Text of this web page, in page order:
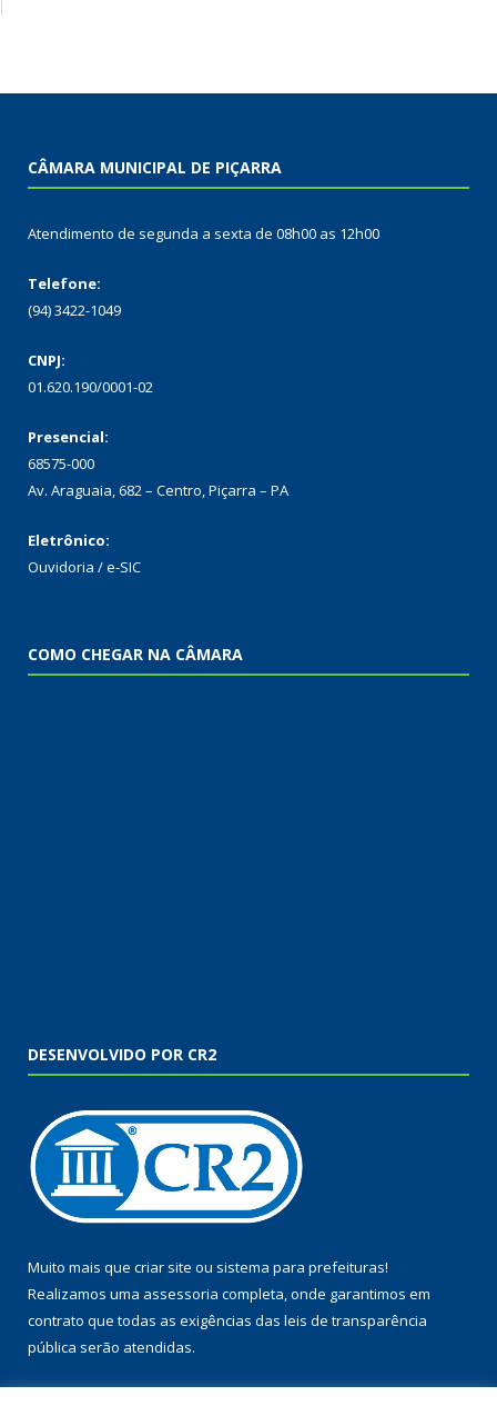
CÂMARA MUNICIPAL DE PIÇARRA
Atendimento de segunda a sexta de 08h00 as 12h00
Telefone:
(94) 3422-1049
CNPJ:
01.620.190/0001-02
Presencial:
68575-000
Av. Araguaia, 682 – Centro, Piçarra – PA
Eletrônico:
Ouvidoria /e-SIC
COMO CHEGAR NA CÂMARA
DESENVOLVIDO POR CR2
Muito mais que criar site ou sistema para prefeituras!
Realizamos uma assessoria completa, onde garantimos em
contrato que todas as exigências das leis de transparência
pública serão atendidas.